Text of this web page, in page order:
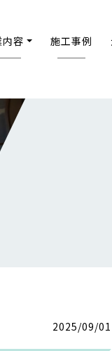
容 施工事例
2025/09/01